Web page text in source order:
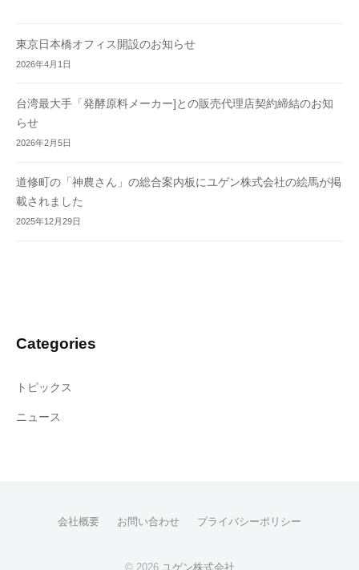
東京日本橋オフィス開設のお知らせ
2026年4月1日
台湾最大手「発酵原料メーカー]との販売代理店契約締結のお知
らせ
2026年2月5日
道修町の「神農さん」の総合案内板にユゲン株式会社の絵馬が掲
載されました
2025年12月29日
Categories
トピックス
ニュース
会社概要 お問い合わせ プライバシーポリシー
© 2026 ユゲン株式会社